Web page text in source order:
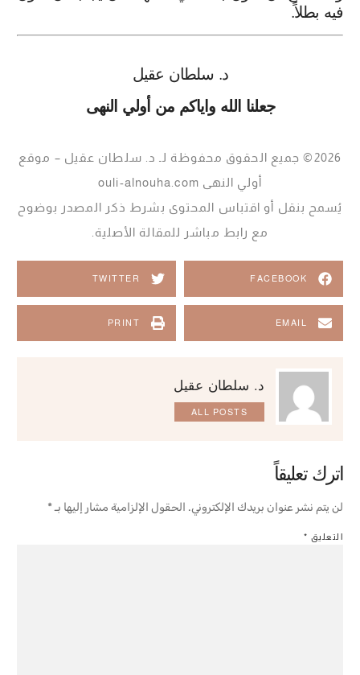
فيه بطلاً.
د. سلطان عقيل
جعلنا الله واياكم من أولي النهى
2026© جميع الحقوق محفوظة لـ د. سلطان عقيل – موقع
أولي النهى ouli-alnouha.com
يُسمح بنقل أو اقتباس المحتوى بشرط ذكر المصدر بوضوح
مع رابط مباشر للمقالة الأصلية.
FACEBOOK
TWITTER
EMAIL
PRINT
د. سلطان عقيل
ALL POSTS
اترك تعليقاً
لن يتم نشر عنوان بريدك الإلكتروني. الحقول الإلزامية مشار إليها بـ*
التعليق *